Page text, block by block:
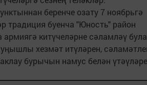
беренче озату 7 ноябрьгә
традиция буенча "Юность" район
китүчеләрне сәламләү
хезмәт итүләрен,
бурычын намус белән